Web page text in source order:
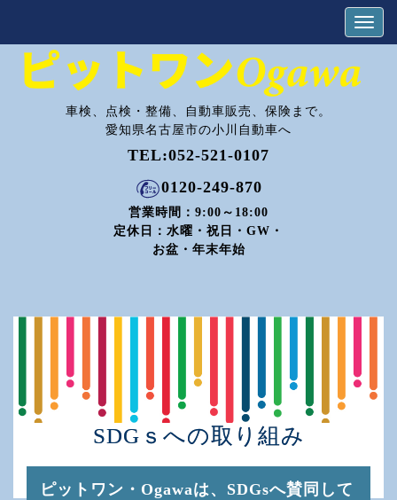
車検、点検・整備、自動車販売、保険まで。
愛知県名古屋市の小川自動車へ
TEL:052-521-0107
0120-249-870
営業時間：9:00～18:00
定休日：水曜・祝日・GW・
お盆・年末年始
SDGｓへの取り組み
ピットワン・Ogawaは、SDGsへ賛同して